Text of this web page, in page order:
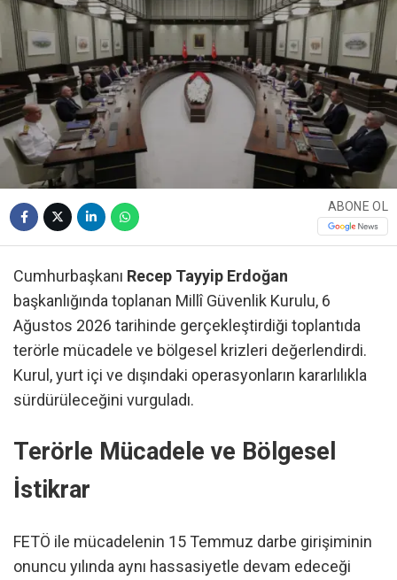
ABONE OL
Cumhurbaşkanı Recep Tayyip Erdoğan
başkanlığında toplanan Millî Güvenlik Kurulu, 6
Ağustos 2026 tarihinde gerçekleştirdiği toplantıda
terörle mücadele ve bölgesel krizleri değerlendirdi.
Kurul, yurt içi ve dışındaki operasyonların kararlılıkla
sürdürüleceğini vurguladı.
Terörle Mücadele ve Bölgesel
İstikrar
FETÖ ile mücadelenin 15 Temmuz darbe girişiminin
onuncu yılında aynı hassasiyetle devam edeceği